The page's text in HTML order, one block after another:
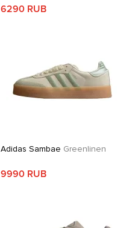
6290 RUB
Adidas Sambae Greenlinen
9990 RUB